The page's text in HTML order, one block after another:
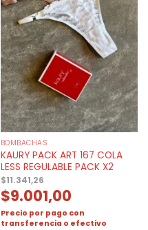
BOMBACHAS
KAURY PACK ART 167 COLA
LESS REGULABLE PACK X2
$11.341,26
$9.001,00
Precio por pago con
transferencia o efectivo